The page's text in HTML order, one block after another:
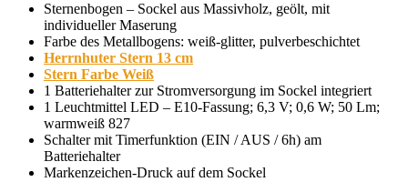
Sternenbogen – Sockel aus Massivholz, geölt, mit
individueller Maserung
Farbe des Metallbogens: weiß-glitter, pulverbeschichtet
Herrnhuter Stern 13 cm
Stern Farbe Weiß
1 Batteriehalter zur Stromversorgung im Sockel integriert
1 Leuchtmittel LED – E10-Fassung; 6,3 V; 0,6 W; 50 Lm;
warmweiß 827
Schalter mit Timerfunktion (EIN / AUS / 6h) am
Batteriehalter
Markenzeichen-Druck auf dem Sockel